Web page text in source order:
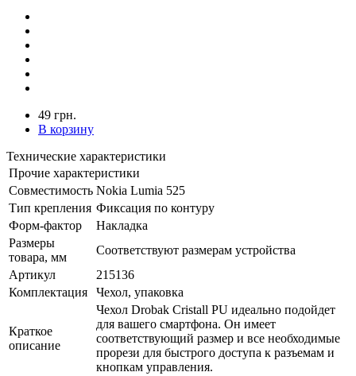
49 грн.
В корзину
Технические характеристики
Прочие характеристики
Совместимость Nokia Lumia 525
Тип крепления Фиксация по контуру
Форм-фактор
Накладка
Размеры
товара, мм
Соответствуют размерам устройства
Артикул
215136
Комплектация
Чехол, упаковка
Краткое
описание
Чехол Drobak Cristall PU идеально подойдет
для вашего смартфона. Он имеет
соответствующий размер и все необходимые
прорези для быстрого доступа к разъемам и
кнопкам управления.